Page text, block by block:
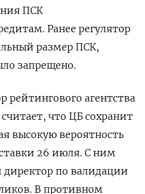
ПСК
Ранее регулятор
размер ПСК,
запрещено.
агентства
что ЦБ сохранит
высокую вероятность
26 июля. С ним
по валидации
В противном